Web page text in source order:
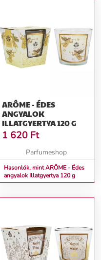
ARÔME - ÉDES
ANGYALOK
ILLATGYERTYA 120 G
1 620 Ft
Parfumeshop
Hasonlók, mint ARÔME - Édes
angyalok Illatgyertya 120 g